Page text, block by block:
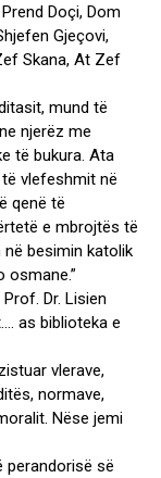
Doçi, Dom
Gjeçovi,
Skana, At Zef
mund të
njerëz me
të bukura. Ata
vlefeshmit në
qenë të
e mbrojtës të
besimin katolik
osmane.”
Dr. Lisien
as biblioteka e
vlerave,
normave,
Nëse jemi
perandorisë së